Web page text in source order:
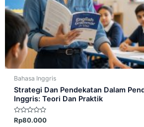
Bahasa Inggris
Strategi Dan Pendekatan Dalam
Inggris: Teori Dan Praktik
Dinilai
Rp80.000